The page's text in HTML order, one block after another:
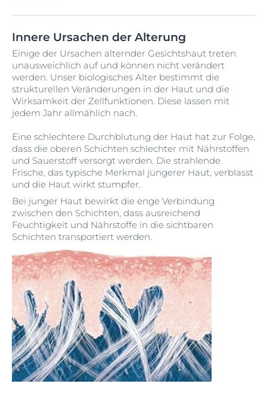
Innere Ursachen der Alterung
Einige der Ursachen alternder Gesichtshaut treten
unausweichlich auf und können nicht verändert
werden. Unser biologisches Alter bestimmt die
strukturellen Veränderungen in der Haut und die
Wirksamkeit der Zellfunktionen. Diese lassen mit
jedem Jahr allmählich nach.
Eine schlechtere Durchblutung der Haut hat zur Folge,
dass die oberen Schichten schlechter mit Nährstoffen
und Sauerstoff versorgt werden. Die strahlende
Frische, das typische Merkmal jüngerer Haut, verblasst
und die Haut wirkt stumpfer.
Bei junger Haut bewirkt die enge Verbindung
zwischen den Schichten, dass ausreichend
Feuchtigkeit und Nährstoffe in die sichtbaren
Schichten transportiert werden.